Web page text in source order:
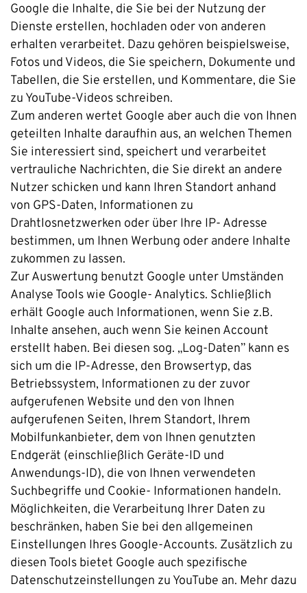
Google die Inhalte, die Sie bei der Nutzung der
Dienste erstellen, hochladen oder von anderen
erhalten verarbeitet. Dazu gehören beispielsweise,
Fotos und Videos, die Sie speichern, Dokumente und
Tabellen, die Sie erstellen, und Kommentare, die Sie
zu YouTube-Videos schreiben.
Zum anderen wertet Google aber auch die von Ihnen
geteilten Inhalte daraufhin aus, an welchen Themen
Sie interessiert sind, speichert und verarbeitet
vertrauliche Nachrichten, die Sie direkt an andere
Nutzer schicken und kann Ihren Standort anhand
von GPS-Daten, Informationen zu
Drahtlosnetzwerken oder über Ihre IP- Adresse
bestimmen, um Ihnen Werbung oder andere Inhalte
zukommen zu lassen.
Zur Auswertung benutzt Google unter Umständen
Analyse Tools wie Google- Analytics. Schließlich
erhält Google auch Informationen, wenn Sie z.B.
Inhalte ansehen, auch wenn Sie keinen Account
erstellt haben. Bei diesen sog. „Log-Daten” kann es
sich um die IP-Adresse, den Browsertyp, das
Betriebssystem, Informationen zu der zuvor
aufgerufenen Website und den von Ihnen
aufgerufenen Seiten, Ihrem Standort, Ihrem
Mobilfunkanbieter, dem von Ihnen genutzten
Endgerät (einschließlich Geräte-ID und
Anwendungs-ID), die von Ihnen verwendeten
Suchbegriffe und Cookie- Informationen handeln.
Möglichkeiten, die Verarbeitung Ihrer Daten zu
beschränken, haben Sie bei den allgemeinen
Einstellungen Ihres Google-Accounts. Zusätzlich zu
diesen Tools bietet Google auch spezifische
Datenschutzeinstellungen zu YouTube an. Mehr dazu